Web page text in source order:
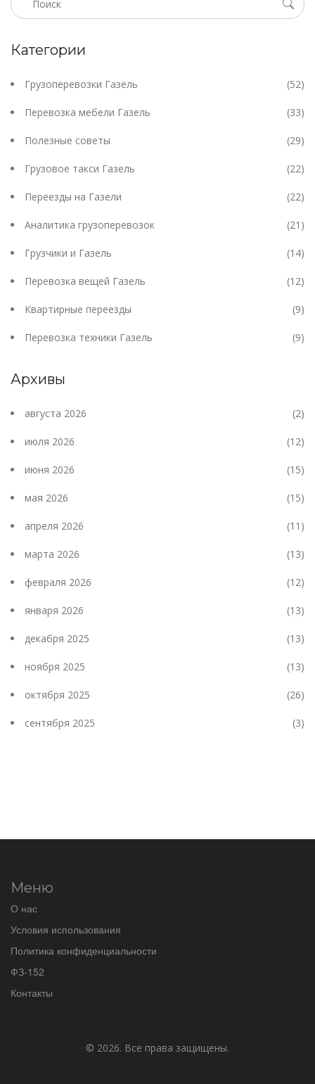
Категории
Грузоперевозки Газель (52)
Перевозка мебели Газель (33)
Полезные советы (29)
Грузовое такси Газель (22)
Переезды на Газели (22)
Аналитика грузоперевозок (21)
Грузчики и Газель (14)
Перевозка вещей Газель (12)
Квартирные переезды (9)
Перевозка техники Газель (9)
Архивы
августа 2026 (2)
июля 2026 (12)
июня 2026 (15)
мая 2026 (15)
апреля 2026 (11)
марта 2026 (13)
февраля 2026 (12)
января 2026 (13)
декабря 2025 (13)
ноября 2025 (13)
октября 2025 (26)
сентября 2025 (3)
Меню
О нас
Условия использования
Политика конфиденциальности
ФЗ-152
Контакты
© 2026. Все права защищены.